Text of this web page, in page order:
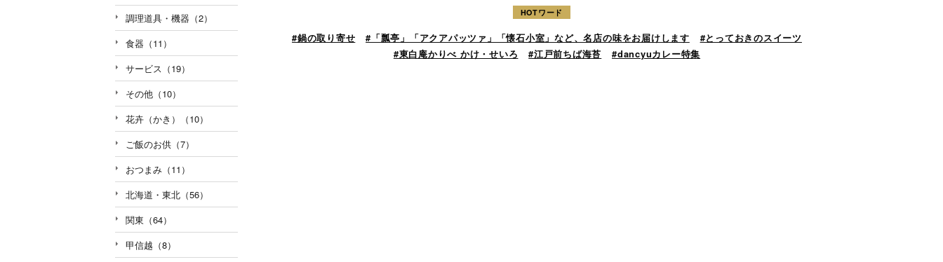
HOTワード
#鍋の取り寄せ #「瓢亭」「アクアパッツァ」「懐石小室」など、名店の味をお届けします
#とっておきのスイーツ
#東白庵かりべ かけ・せいろ
#江戸前ちば海苔 #dancyuカレー特集
調理道具・機器（2）
食器（11）
サービス（19）
その他（10）
花卉（かき）（10）
ご飯のお供（7）
おつまみ（11）
北海道・東北（56）
関東（64）
甲信越（8）